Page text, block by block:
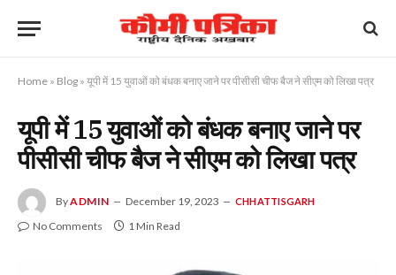
Home » Blog » यूपी में 15 युवाओं को बंधक बनाए जाने पर पीसीसी चीफ बैज ने सीएम को लिखा पत्र
यूपी में 15 युवाओं को बंधक बनाए जाने पर
पीसीसी चीफ बैज ने सीएम को लिखा पत्र
ByADMIN December 19, 2023 CHHATTISGARH
No Comments 1 Min Read